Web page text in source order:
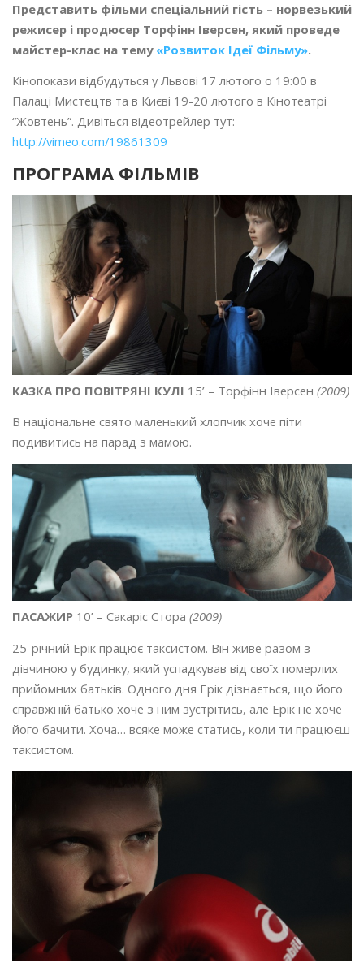
Представить фільми спеціальний гість – норвезький
режисер і продюсер Торфінн Іверсен, який проведе
майстер-клас на тему «Розвиток Ідеї Фільму».
Кінопокази відбудуться у Львові 17 лютого о 19:00 в
Палаці Мистецтв та в Києві 19-20 лютого в Кінотеатрі
“Жовтень”. Дивіться відеотрейлер тут:
http://vimeo.com/19861309
ПРОГРАМА ФІЛЬМІВ
КАЗКА ПРО ПОВІТРЯНІ КУЛІ 15’ – Торфінн Іверсен (2009)
В національне свято маленький хлопчик хоче піти
подивитись на парад з мамою.
ПАСАЖИР 10’ – Сакаріс Стора (2009)
25-річний Ерік працює таксистом. Він живе разом з
дівчиною у будинку, який успадкував від своїх померлих
прийомних батьків. Одного дня Ерік дізнається, що його
справжній батько хоче з ним зустрітись, але Ерік не хоче
його бачити. Хоча… всяке може статись, коли ти працюєш
таксистом.